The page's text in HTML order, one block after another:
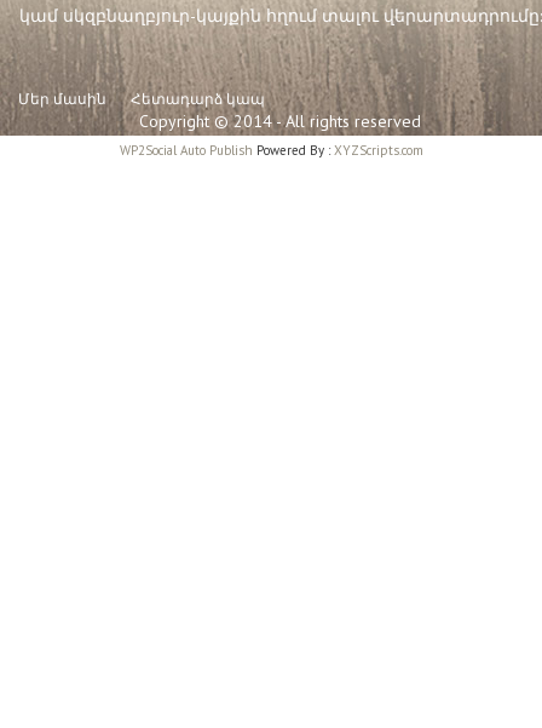
կամ սկզբնաղբյուր-կայքին հղում տալու վերարտադրումը:
Մեր մասին Հետադարձ կապ
Copyright © 2014 - All rights reserved
WP2Social Auto Publish Powered By :XYZScripts.com